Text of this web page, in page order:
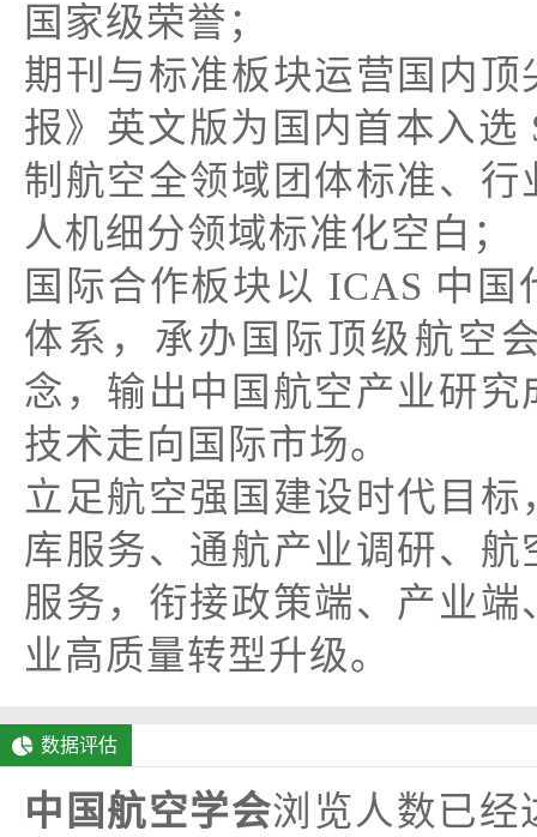
国家级荣誉；
期刊与标准板块运营国内
报》英文版为国内首本入
制航空全领域团体标准、
人机细分领域标准化空白；
国际合作板块以 ICAS 中
体系，承办国际顶级航空
念，输出中国航空产业研
技术走向国际市场。
立足航空强国建设时代目
库服务、通航产业调研、
服务，衔接政策端、产业
业高质量转型升级。
数据评估
中国航空学会浏览人数已经